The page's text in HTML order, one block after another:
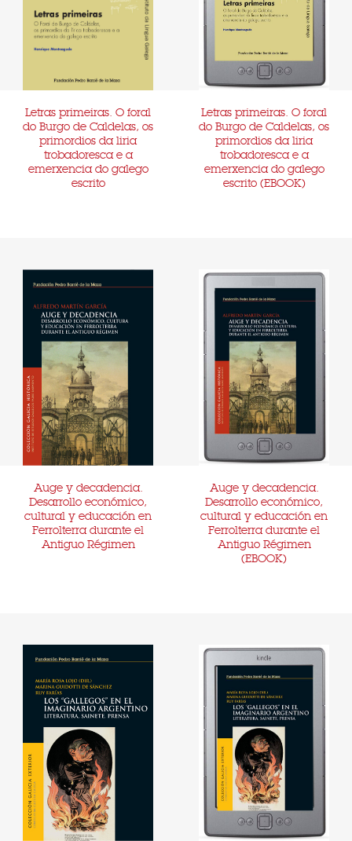
Letras primeiras. O foral
do Burgo de Caldelas, os
primordios da liria
trobadoresca e a
emerxencia do galego
escrito
Letras primeiras. O foral
do Burgo de Caldelas, os
primordios da liria
trobadoresca e a
emerxencia do galego
escrito (EBOOK)
Auge y decadencia.
Desarrollo económico,
cultural y educación en
Ferrolterra durante el
Antiguo Régimen
Auge y decadencia.
Desarrollo económico,
cultural y educación en
Ferrolterra durante el
Antiguo Régimen
(EBOOK)